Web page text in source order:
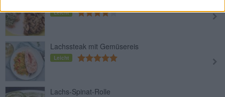
Leicht
Lachssteak mit Gemüsereis
Leicht
Lachs-Spinat-Rolle